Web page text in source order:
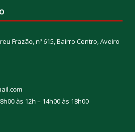
Frazão, nº 615, Bairro Centro, Aveiro
às 12h – 14h00 às 18h00